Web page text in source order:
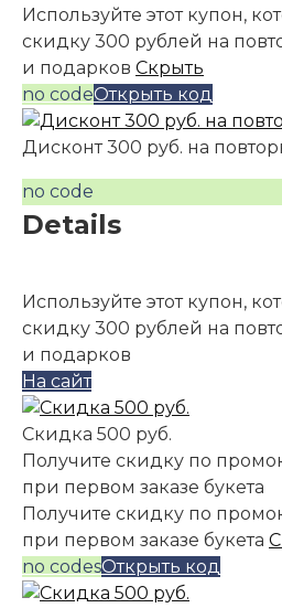
Используйте этот купон,
скидку 300 рублей на
и подарков Скрыть
no codeОткрыть код
Дисконт 300 руб. на
no code
Details
Используйте этот купон,
скидку 300 рублей на
и подарков
На сайт
Скидка 500 руб.
Получите скидку по
при первом заказе букета
Получите скидку по
при первом заказе букета
no codesОткрыть код